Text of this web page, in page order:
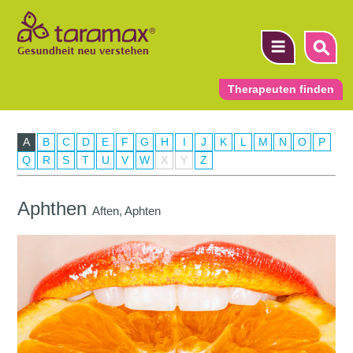
Therapeuten finden
A B C D E F G H I J K L M N O
P
Q
R S T U V W X Y Z
AphthenAften, Aphten